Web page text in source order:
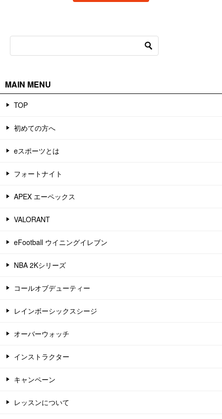
MAIN MENU
TOP
初めての方へ
eスポーツとは
フォートナイト
APEX エーペックス
VALORANT
eFootball ウイニングイレブン
NBA 2Kシリーズ
コールオブデューティー
レインボーシックスシージ
オーバーウォッチ
インストラクター
キャンペーン
レッスンについて